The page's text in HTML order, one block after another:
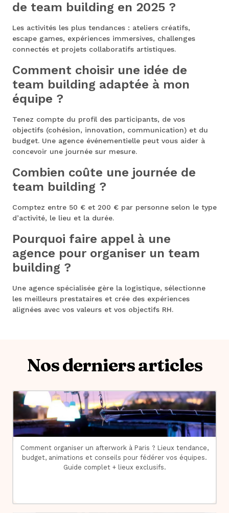
de team building en 2025 ?
Les activités les plus tendances : ateliers créatifs,
escape games, expériences immersives, challenges
connectés et projets collaboratifs artistiques.
Comment choisir une idée de
team building adaptée à mon
équipe ?
Tenez compte du profil des participants, de vos
objectifs (cohésion, innovation, communication) et du
budget. Une agence événementielle peut vous aider à
concevoir une journée sur mesure.
Combien coûte une journée de
team building ?
Comptez entre 50 € et 200 € par personne selon le type
d’activité, le lieu et la durée.
Pourquoi faire appel à une
agence pour organiser un team
building ?
Une agence spécialisée gère la logistique, sélectionne
les meilleurs prestataires et crée des expériences
alignées avec vos valeurs et vos objectifs RH.
Nos derniers articles
Comment organiser un afterwork à Paris ? Lieux tendance,
budget, animations et conseils pour fédérer vos équipes.
Guide complet + lieux exclusifs.